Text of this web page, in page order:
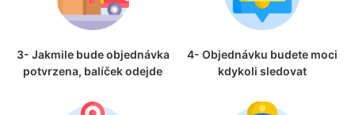
3- Jakmile bude objednávka
potvrzena, balíček odejde
4- Objednávku budete moci
kdykoli sledovat